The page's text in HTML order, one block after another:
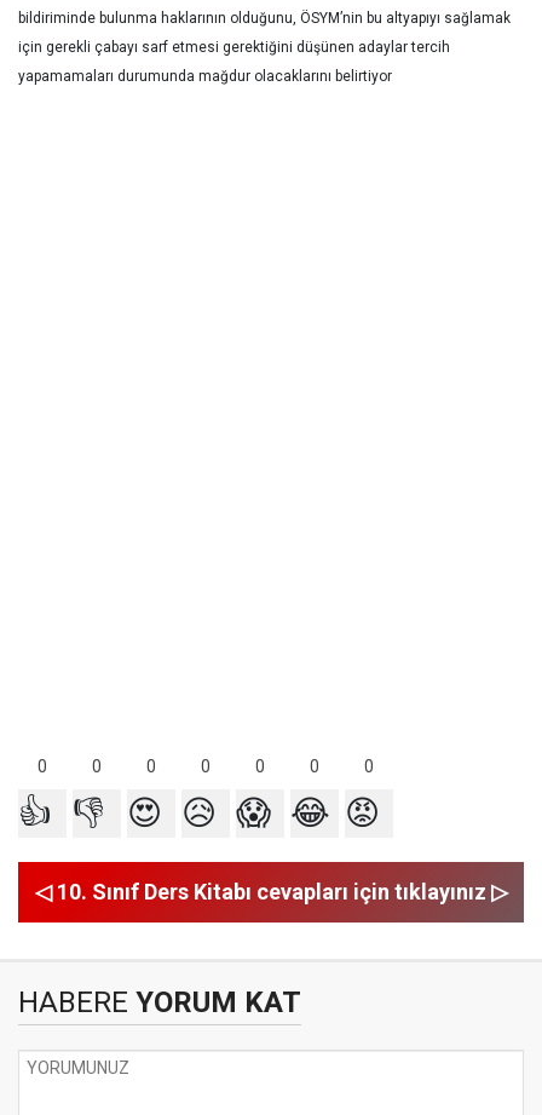
bildiriminde bulunma haklarının olduğunu, ÖSYM’nin bu altyapıyı sağlamak
için gerekli çabayı sarf etmesi gerektiğini düşünen adaylar tercih
yapamamaları durumunda mağdur olacaklarını belirtiyor
0 0 0 0 0 0 0
👍 👎 😍 😥 😱 😂 😡
◁ 10. Sınıf Ders Kitabı cevapları için tıklayınız ▷
HABERE YORUM KAT